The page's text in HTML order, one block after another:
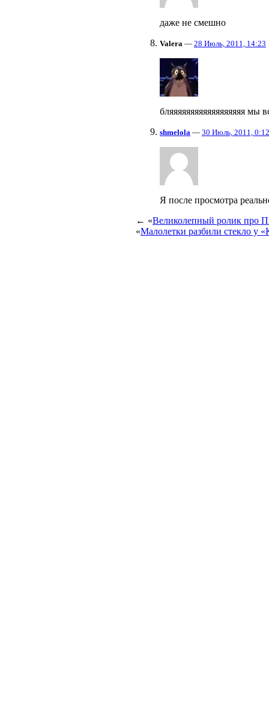
даже не смешно
Valera — 28 Июль, 2011, 14:23
бляяяяяяяяяяяяяяяяяя
shmelola — 30 Июль, 2011, 0:12
Я после просмотра
← «Великолепный ролик про
«Малолетки разбили стекло у